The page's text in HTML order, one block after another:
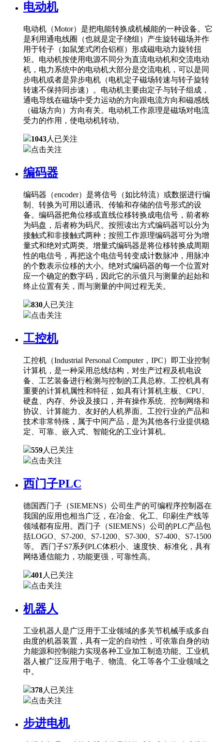
电动机
电动机（Motor）是把电能转换成机械能的一种设备。它
是利用通电线圈（也就是定子绕组）产生旋转磁场并作
用于转子（如鼠笼式闭合铝框）形成磁电动力旋转扭
矩。电动机按使用电源不同分为直流电动机和交流电动
机，电力系统中的电动机大部分是交流电机，可以是同
步电机或者是异步电机（电机定子磁场转速与转子旋转
转速不保持同步速）。电动机主要由定子与转子组成，
通电导线在磁场中受力运动的方向跟电流方向和磁感线
（磁场方向）方向有关。电动机工作原理是磁场对电流
受力的作用，使电动机转动。
1043人已关注
点击关注
编码器
编码器（encoder）是将信号（如比特流）或数据进行编
制、转换为可用以通讯、传输和存储的信号形式的设
备。编码器把角位移或直线位移转换成电信号，前者称
为码盘，后者称为码尺。按照读出方式编码器可以分为
接触式和非接触式两种；按照工作原理编码器可分为增
量式和绝对式两类。增量式编码器是将位移转换成周期
性的电信号，再把这个电信号转变成计数脉冲，用脉冲
的个数表示位移的大小。绝对式编码器的每一个位置对
应一个确定的数字码，因此它的示值只与测量的起始和
终止位置有关，而与测量的中间过程无关。
830人已关注
点击关注
工控机
工控机（Industrial Personal Computer，IPC）即工业控制
计算机，是一种采用总线结构，对生产过程及机电设
备、工艺装备进行检测与控制的工具总称。工控机具有
重要的计算机属性和特征，如具有计算机主板、CPU、
硬盘、内存、外设及接口，并有操作系统、控制网络和
协议、计算能力、友好的人机界面。工控行业的产品和
技术非常特殊，属于中间产品，是为其他各行业提供稳
定、可靠、嵌入式、智能化的工业计算机。
559人已关注
点击关注
西门子PLC
德国西门子（SIEMENS）公司生产的可编程序控制器在
我国的应用也相当广泛，在冶金、化工、印刷生产线等
领域都有应用。西门子（SIEMENS）公司的PLC产品包
括LOGO、S7-200、S7-1200、S7-300、S7-400、S7-1500
等。 西门子S7系列PLC体积小、速度快、标准化，具有
网络通信能力，功能更强，可靠性高。
401 人已关注
点击关注
机器人
工业机器人是广泛用于工业领域的多关节机械手或多自
由度的机器装置，具有一定的自动性，可依靠自身的动
力能源和控制能力实现各种工业加工制造功能。工业机
器人被广泛应用于电子、物流、化工等各个工业领域之
中。
378人已关注
点击关注
步进电机